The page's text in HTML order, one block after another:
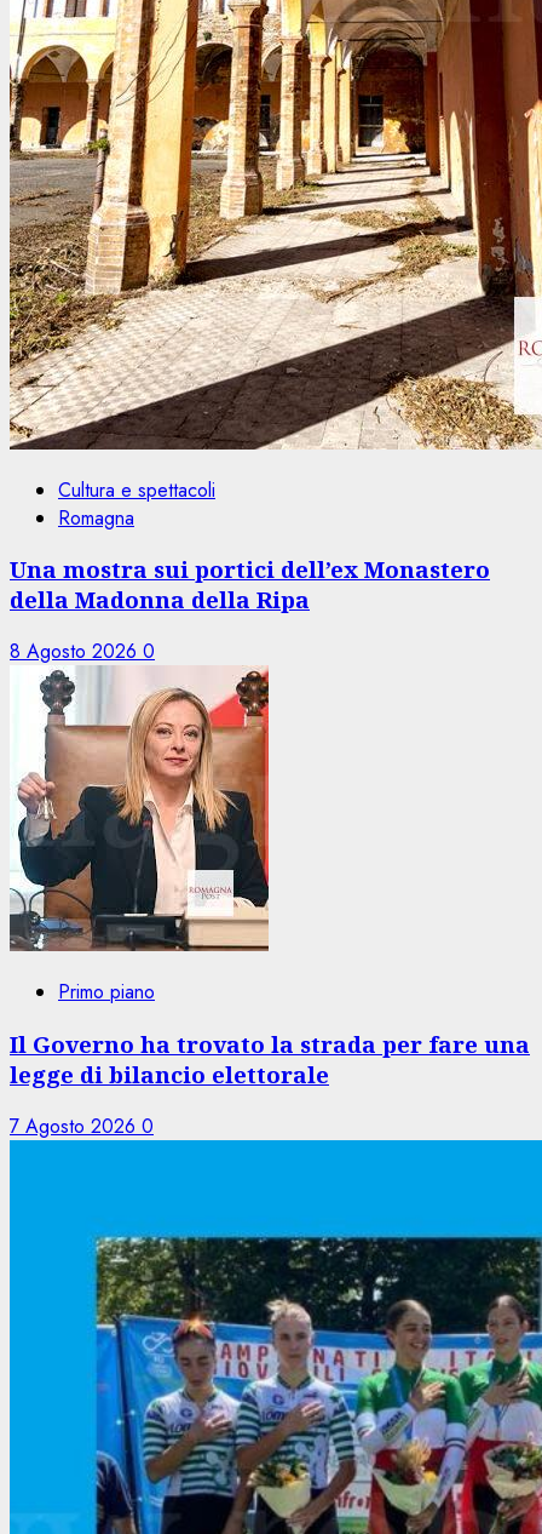
Cultura e spettacoli
Romagna
Una mostra sui portici dell’ex Monastero
della Madonna della Ripa
8 Agosto 2026 0
Primo piano
Il Governo ha trovato la strada per fare una
legge di bilancio elettorale
7 Agosto 2026 0